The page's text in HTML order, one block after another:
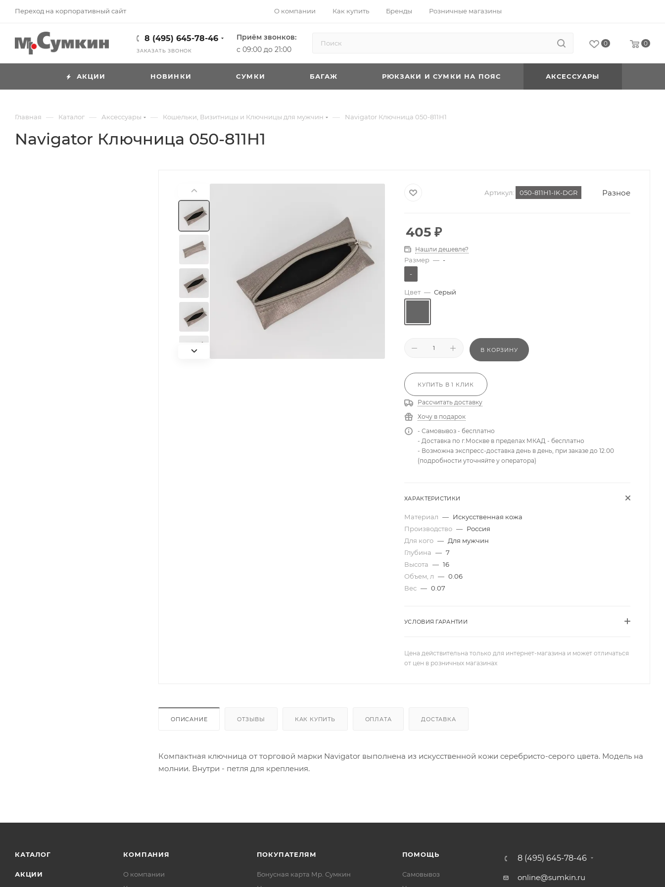
Переход на корпоративный сайт О компании Как купить Бренды Розничные магазины
8 (495) 645-78-46
ЗАКАЗАТЬ ЗВОНОК
Приём звонков:
с 09:00 до 21:00
0 0
АКЦИИ НОВИНКИ CУМКИ БАГАЖ РЮКЗАКИ И СУМКИ НА ПОЯС АКСЕССУАРЫ
Главная — Каталог — Аксессуары — Кошельки, Визитницы и Ключницы для мужчин — Navigator Ключница 050-811H1
Navigator Ключница 050-811H1
Артикул: 050-811H1-IK-DGR Разное
405 ₽
Нашли дешевле?
Размер — -
-
Цвет — Серый
В КОРЗИНУ
КУПИТЬ В 1 КЛИК
Рассчитать доставку
Хочу в подарок
- Самовывоз - бесплатно
- Доставка по г.Москве в пределах МКАД - бесплатно
- Возможна экспресс-доставка день в день, при заказе до 12.00
(подробности уточняйте у оператора)
ХАРАКТЕРИСТИКИ
Материал — Искусственная кожа
Производство — Россия
Для кого — Для мужчин
Глубина — 7
Высота — 16
Объем, л — 0.06
Вес — 0.07
УСЛОВИЯ ГАРАНТИИ
Цена действительна только для интернет-магазина и может отличаться
от цен в розничных магазинах
ОПИСАНИЕ ОТЗЫВЫ КАК КУПИТЬ ОПЛАТА ДОСТАВКА
Компактная ключница от торговой марки Navigator выполнена из искусственной кожи серебристо-серого цвета. Модель на
молнии. Внутри - петля для крепления.
КАТАЛОГ
АКЦИИ
КОМПАНИЯ
О компании
ПОКУПАТЕЛЯМ
Бонусная карта Мр. Сумкин
ПОМОЩЬ
Самовывоз
8 (495) 645-78-46
online@sumkin.ru